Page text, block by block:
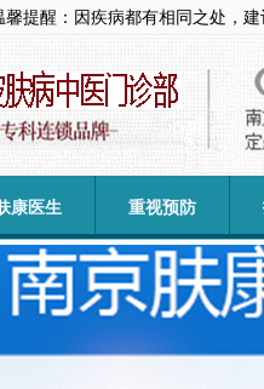
馨提醒：因疾病都有相同之处，
康医生 重视预防